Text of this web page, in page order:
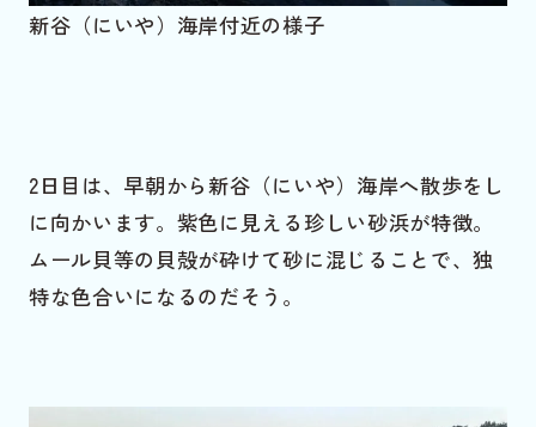
新谷（にいや）海岸付近の様子
2日目は、早朝から新谷（にいや）海岸へ散歩をし
に向かいます。紫色に見える珍しい砂浜が特徴。
ムール貝等の貝殻が砕けて砂に混じることで、独
特な色合いになるのだそう。